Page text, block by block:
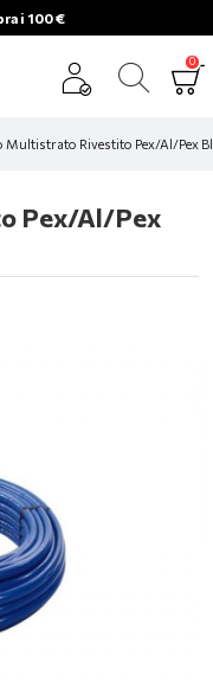
i 100 €
0
Multistrato Rivestito Pex/Al/Pex
Pex/Al/Pex